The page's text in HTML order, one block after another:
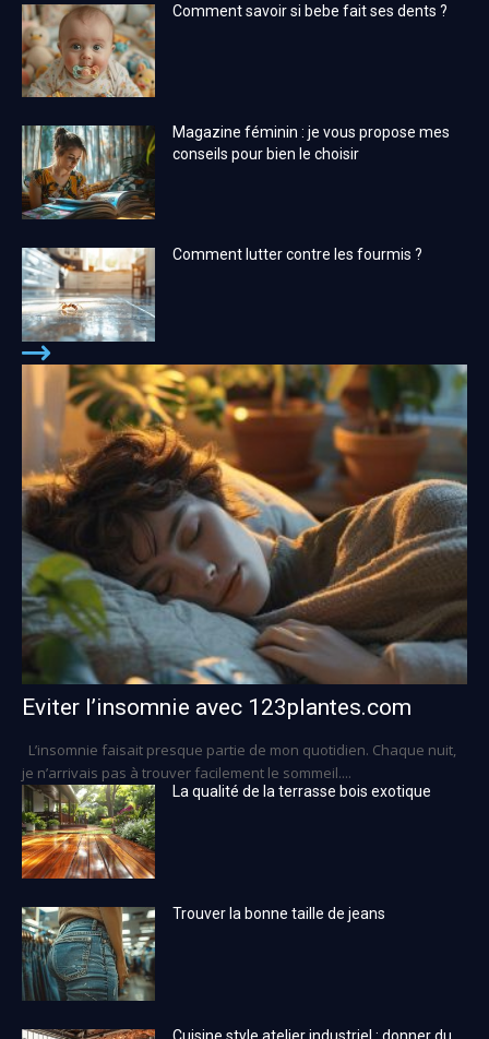
Comment savoir si bebe fait ses dents ?
Magazine féminin : je vous propose mes
conseils pour bien le choisir
Comment lutter contre les fourmis ?
Eviter l’insomnie avec 123plantes.com
L’insomnie faisait presque partie de mon quotidien. Chaque nuit,
je n’arrivais pas à trouver facilement le sommeil....
La qualité de la terrasse bois exotique
Trouver la bonne taille de jeans
Cuisine style atelier industriel : donner du